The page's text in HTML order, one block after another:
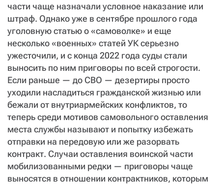
части чаще назначали условное наказание или
штраф. Однако уже в сентябре прошлого года
уголовную статью о «самоволке» и еще
несколько «военных» статей УК серьезно
ужесточили, и с конца 2022 года суды стали
выносить по ним приговоры по всей строгости.
Если раньше — до СВО — дезертиры просто
уходили насладиться гражданской жизнью или
бежали от внутриармейских конфликтов, то
теперь среди мотивов самовольного оставления
места службы называют и попытку избежать
отправки на передовую или же разорвать
контракт. Случаи оставления воинской части
мобилизованными редки — приговоры чаще
выносятся в отношении контрактников, которым
СТАТЬ СОУЧАСТНИКОМ
ПОДЕЛИТЬСЯ С ДРУЗЬЯМИ
donate@novayagazeta.ru
звоните:
+7 (929) 612-03-68